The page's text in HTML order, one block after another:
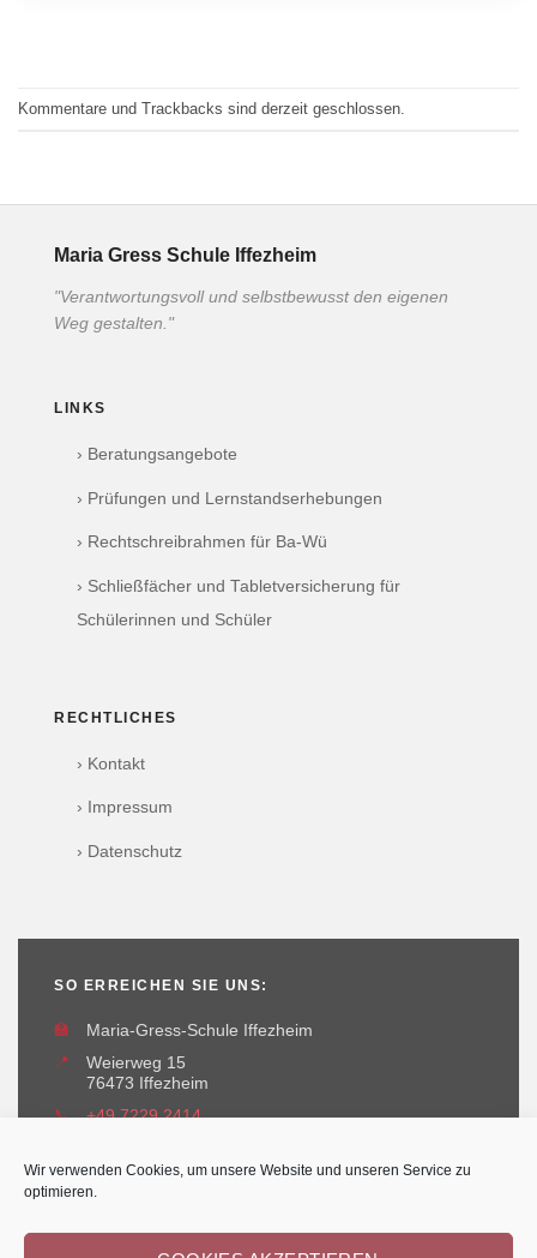
Wir verwenden Cookies, um unsere Website und unseren Service zu
optimieren.
Kommentare und Trackbacks sind derzeit geschlossen.
Maria Gress Schule Iffezheim
"Verantwortungsvoll und selbstbewusst den eigenen
Weg gestalten."
LINKS
› Beratungsangebote
› Prüfungen und Lernstandserhebungen
› Rechtschreibrahmen für Ba-Wü
› Schließfächer und Tabletversicherung für
Schülerinnen und Schüler
RECHTLICHES
› Kontakt
› Impressum
› Datenschutz
SO ERREICHEN SIE UNS:
🏫
Maria-Gress-Schule Iffezheim
📍
Weierweg 15
76473 Iffezheim
📞
+49 7229 2414